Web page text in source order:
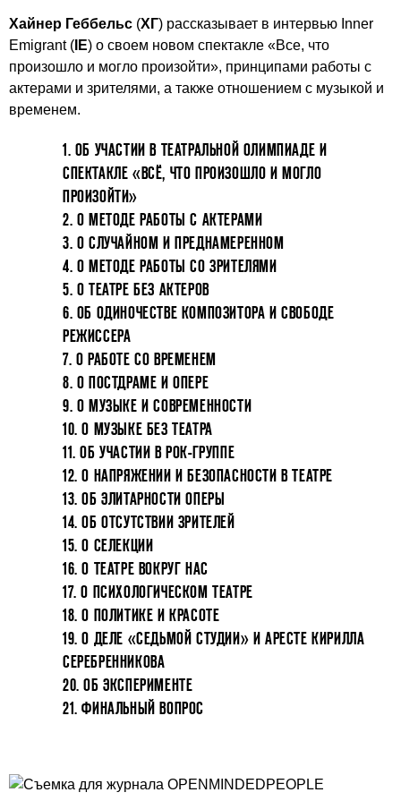
Хайнер Геббельс (ХГ) рассказывает в интервью Inner
Emigrant ( IE) о своем новом спектакле «Все, что
произошло и могло произойти», принципами работы с
актерами и зрителями, а также отношением с музыкой и
временем.
1. ОБ УЧАСТИИ В ТЕАТРАЛЬНОЙ ОЛИМПИАДЕ И
СПЕКТАКЛЕ «ВСЁ, ЧТО ПРОИЗОШЛО И МОГЛО
ПРОИЗОЙТИ»
2. О МЕТОДЕ РАБОТЫ С АКТЕРАМИ
3. О СЛУЧАЙНОМ И ПРЕДНАМЕРЕННОМ
4. О МЕТОДЕ РАБОТЫ СО ЗРИТЕЛЯМИ
5. О ТЕАТРЕ БЕЗ АКТЕРОВ
6. ОБ ОДИНОЧЕСТВЕ КОМПОЗИТОРА И СВОБОДЕ
РЕЖИССЕРА
7. О РАБОТЕ СО ВРЕМЕНЕМ
8. О ПОСТДРАМЕ И ОПЕРЕ
9. О МУЗЫКЕ И СОВРЕМЕННОСТИ
10. О МУЗЫКЕ БЕЗ ТЕАТРА
11. ОБ УЧАСТИИ В РОК-ГРУППЕ
12. О НАПРЯЖЕНИИ И БЕЗОПАСНОСТИ В ТЕАТРЕ
13. ОБ ЭЛИТАРНОСТИ ОПЕРЫ
14. ОБ ОТСУТСТВИИ ЗРИТЕЛЕЙ
15. О СЕЛЕКЦИИ
16. О ТЕАТРЕ ВОКРУГ НАС
17. О ПСИХОЛОГИЧЕСКОМ ТЕАТРЕ
18. О ПОЛИТИКЕ И КРАСОТЕ
19. О ДЕЛЕ «СЕДЬМОЙ СТУДИИ» И АРЕСТЕ КИРИЛЛА
СЕРЕБРЕННИКОВА
20. ОБ ЭКСПЕРИМЕНТЕ
21. ФИНАЛЬНЫЙ ВОПРОС